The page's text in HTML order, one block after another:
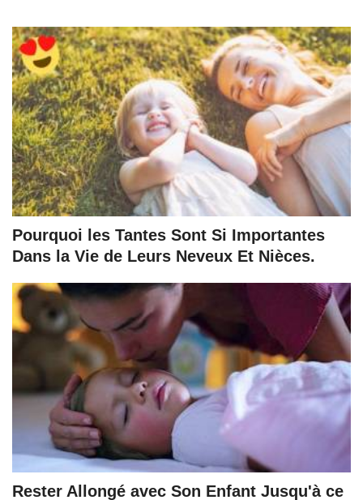
Pourquoi les Tantes Sont Si Importantes
Dans la Vie de Leurs Neveux Et Nièces.
Rester Allongé avec Son Enfant Jusqu'à ce